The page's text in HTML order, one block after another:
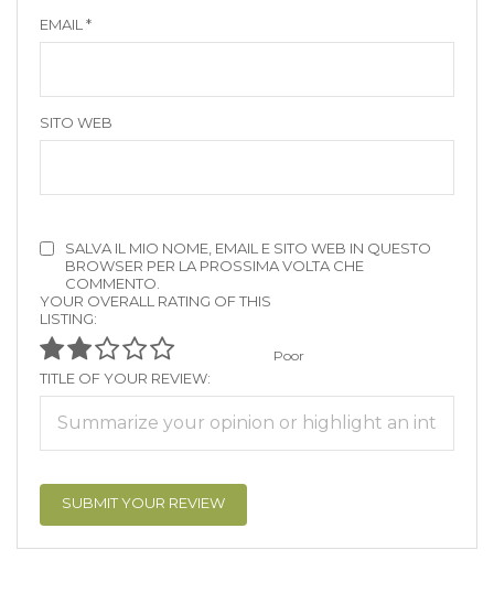
EMAIL *
SITO WEB
SALVA IL MIO NOME, EMAIL E SITO WEB IN QUESTO
BROWSER PER LA PROSSIMA VOLTA CHE
COMMENTO.
YOUR OVERALL RATING OF THIS
LISTING:
Poor
TITLE OF YOUR REVIEW: